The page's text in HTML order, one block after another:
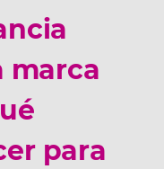
marca
para